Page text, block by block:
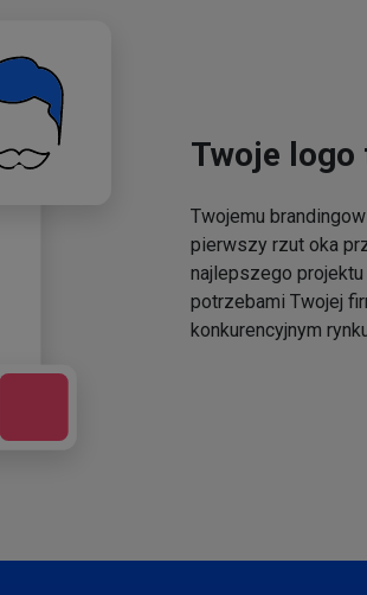
Twoje logo
Twojemu
pierwszy rzut oka
najlepszego
potrzebami Twojej
konkurencyjnym